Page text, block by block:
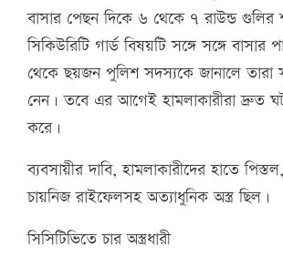
বাসার পেছন দিকে ৬ থেকে ৭ রাউন্ড গুলির
সিকিউরিটি গার্ড বিষয়টি সঙ্গে সঙ্গে বাসার
থেকে ছয়জন পুলিশ সদস্যকে জানালে তারা
নেন। তবে এর আগেই হামলাকারীরা দ্রুত
করে।
ব্যবসায়ীর দাবি, হামলাকারীদের হাতে
চায়নিজ রাইফেলসহ অত্যাধুনিক অস্ত্র ছিল।
সিসিটিভিতে চার অস্ত্রধারী